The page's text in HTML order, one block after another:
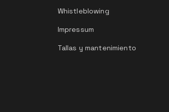
Whistleblowing
Impressum
Tallas y mantenimiento